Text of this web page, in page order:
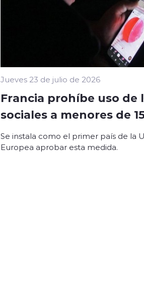
Jueves 23 de julio de 2026
Francia prohíbe uso de
sociales a menores de
Se instala como el primer país de la
Europea aprobar esta medida.